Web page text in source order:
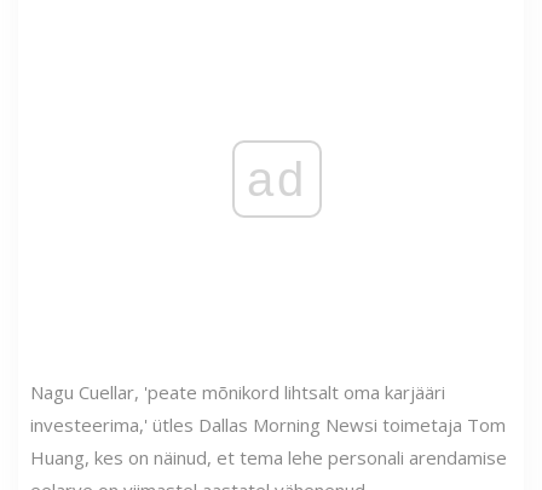
ad
Nagu Cuellar, 'peate mõnikord lihtsalt oma karjääri
investeerima,' ütles Dallas Morning Newsi toimetaja Tom
Huang, kes on näinud, et tema lehe personali arendamise